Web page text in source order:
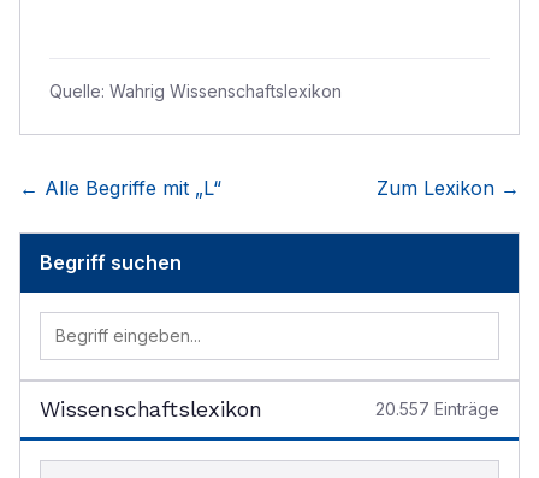
Quelle: Wahrig Wissenschaftslexikon
← Alle Begriffe mit „L“ Zum Lexikon →
Begriff suchen
Wissenschaftslexikon 20.557 Einträge